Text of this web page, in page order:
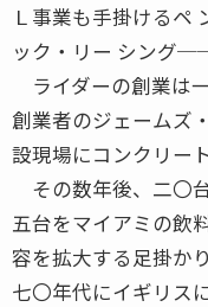
Ｌ事業も手掛けるペ
ック・リー シング
ライダーの創業は
創業者のジェームズ
設現場にコンクリー
その数年後、二〇
五台をマイアミの飲
容を拡大する足掛か
七〇年代にイギリス